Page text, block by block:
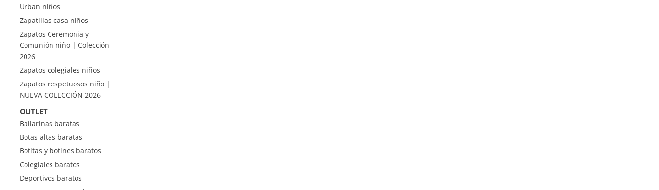
Urban niños
Zapatillas casa niños
Zapatos Ceremonia y
Comunión niño | Colección
2026
Zapatos colegiales niños
Zapatos respetuosos niño |
NUEVA COLECCIÓN 2026
OUTLET
Bailarinas baratas
Botas altas baratas
Botitas y botines baratos
Colegiales baratos
Deportivos baratos